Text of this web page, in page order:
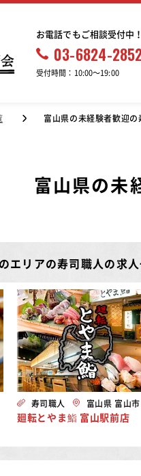
お電話でもご相談受付中！
03-6824-
受付時間：10:00〜19:00
富山県の未経験者歓迎
富山県の未
エリアの寿司職人の求人
寿司職人 富山県 富山市
廻転とやま鮨 富山駅前店